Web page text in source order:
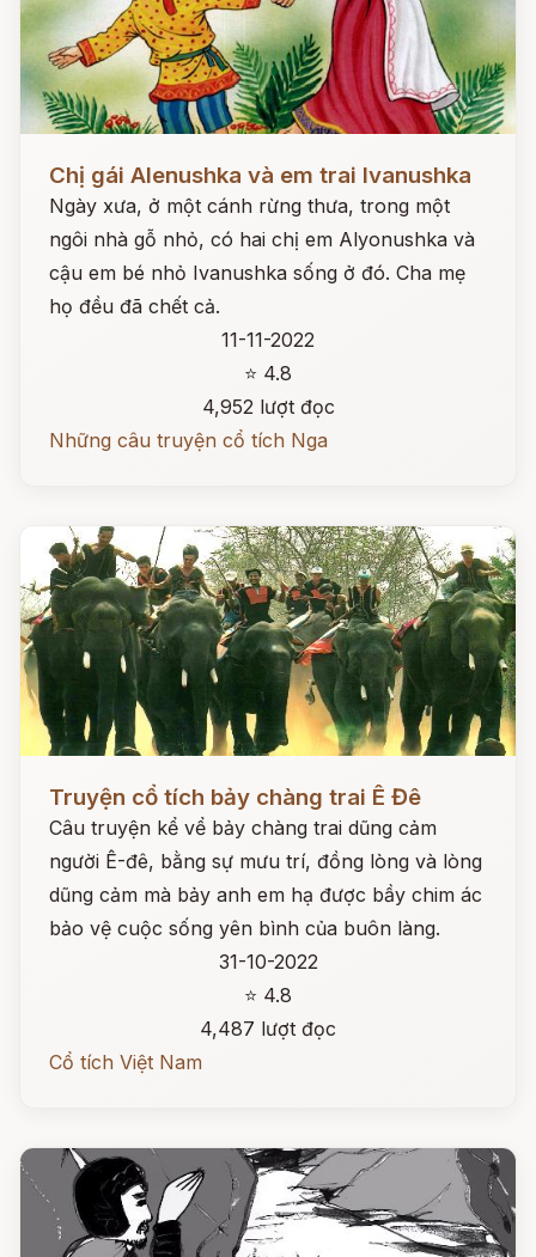
Chị gái Alenushka và em trai Ivanushka
Ngày xưa, ở một cánh rừng thưa, trong một
ngôi nhà gỗ nhỏ, có hai chị em Alyonushka và
cậu em bé nhỏ Ivanushka sống ở đó. Cha mẹ
họ đều đã chết cả.
11-11-2022
⭐ 4.8
4,952 lượt đọc
Những câu truyện cổ tích Nga
Truyện cổ tích bảy chàng trai Ê Đê
Câu truyện kể vể bảy chàng trai dũng cảm
người Ê-đê, bằng sự mưu trí, đồng lòng và lòng
dũng cảm mà bảy anh em hạ được bầy chim ác
bảo vệ cuộc sống yên bình của buôn làng.
31-10-2022
⭐ 4.8
4,487 lượt đọc
Cổ tích Việt Nam